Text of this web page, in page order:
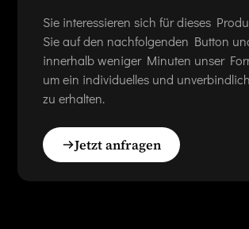
Sie interessieren sich für dieses
Sie auf den nachfolgenden Button
innerhalb weniger Minuten unser
um ein individuelles und
zu erhalten.
Jetzt anfragen